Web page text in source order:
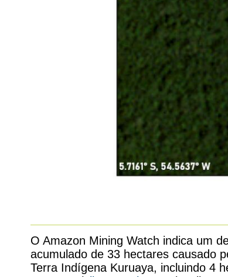
O Amazon Mining Watch indica um
acumulado de 33 hectares causado
Terra Indígena Kuruaya, incluindo 4